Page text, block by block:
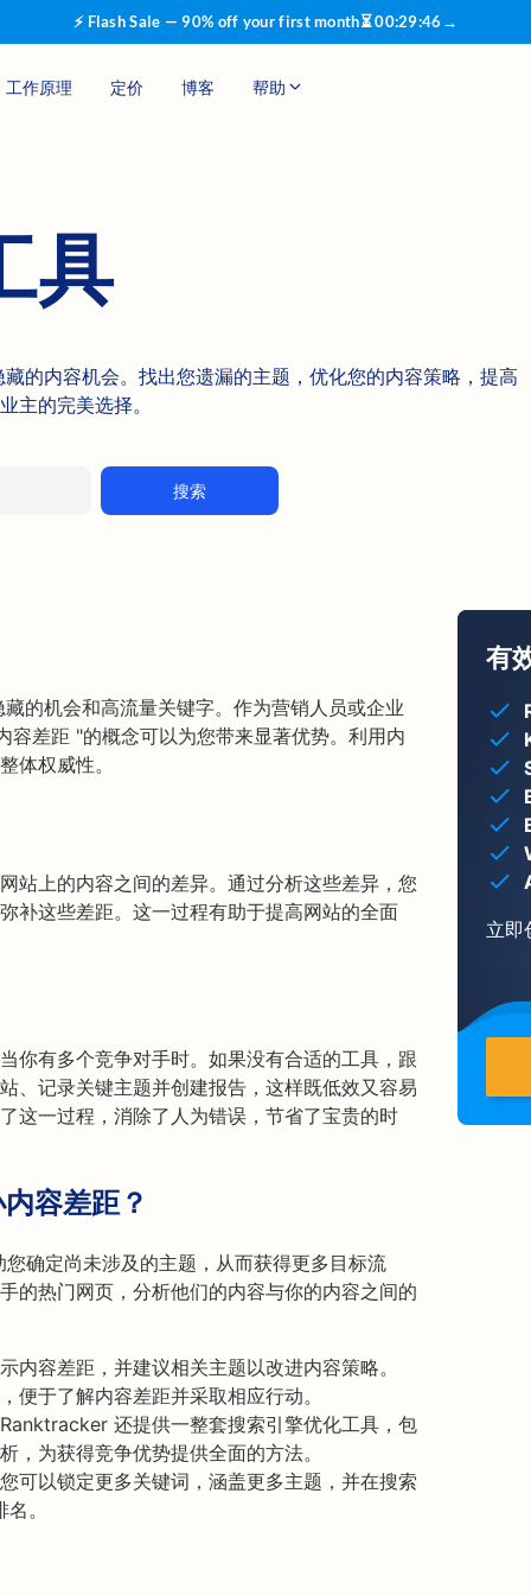
⚡ Flash Sale — 90% off your first month⏳00:29:46 →
工作原理 定价 博客 帮助
具
的内容机会。找出您遗漏的主题，优化您的内容策略，提高
主的完美选择。
搜索
的机会和高流量关键字。作为营销人员或企业
容差距 "的概念可以为您带来显著优势。利用内
体权威性。
站上的内容之间的差异。通过分析这些差异，您
补这些差距。这一过程有助于提高网站的全面
你有多个竞争对手时。如果没有合适的工具，跟
、记录关键主题并创建报告，这样既低效又容易
这一过程，消除了人为错误，节省了宝贵的时
容差距？
确定尚未涉及的主题，从而获得更多目标流
的热门网页，分析他们的内容与你的内容之间的
内容差距，并建议相关主题以改进内容策略。
便于了解内容差距并采取相应行动。
还提供一整套搜索引擎优化工具，包
，为获得竞争优势提供全面的方法。
可以锁定更多关键词，涵盖更多主题，并在搜索
。
有
立即